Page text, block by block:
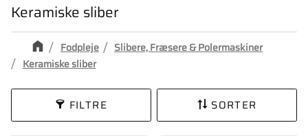
Keramiske sliber
Fodpleje
Slibere, Fræsere & Polermaskiner
Keramiske sliber
FILTRE SORTER